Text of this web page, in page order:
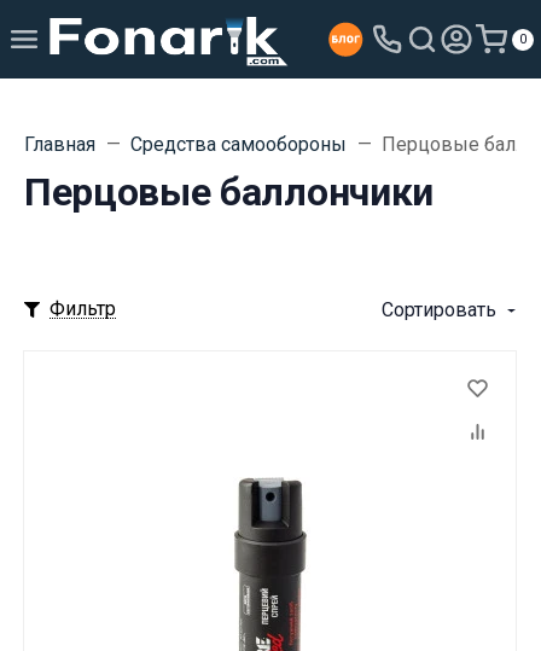
0
Главная Средства самообороны Перцовые
Перцовые баллончики
Фильтр Сортировать